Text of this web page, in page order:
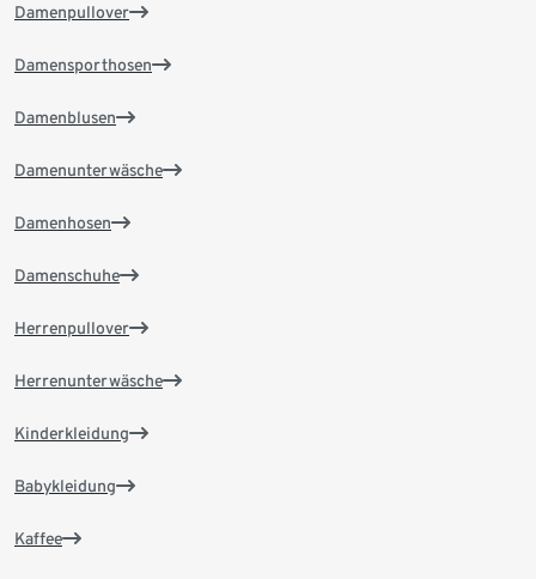
Damenpullover
Damensporthosen
Damenblusen
Damenunterwäsche
Damenhosen
Damenschuhe
Herrenpullover
Herrenunterwäsche
Kinderkleidung
Babykleidung
Kaffee